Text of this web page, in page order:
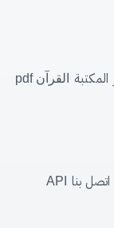
المكتبة القرآن pdf
اتصل بنا
API